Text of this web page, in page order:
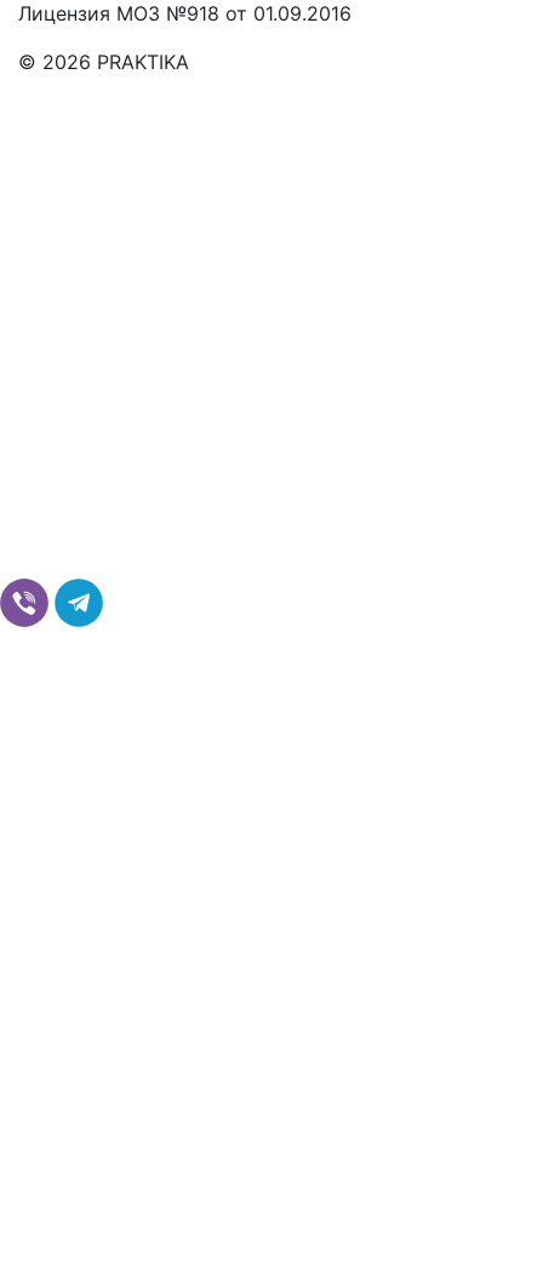
Лицензия МОЗ №918 от 01.09.2016
© 2026 PRAKTIKA